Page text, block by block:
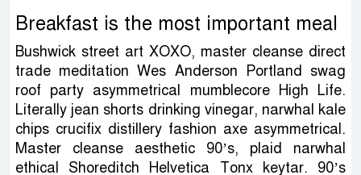
Breakfast is the most important meal
Bushwick street art XOXO, master cleanse direct
trade meditation Wes Anderson Portland swag
roof party asymmetrical mumblecore High Life.
Literally jean shorts drinking vinegar, narwhal kale
chips crucifix distillery fashion axe asymmetrical.
Master cleanse aesthetic 90’s, plaid narwhal
ethical Shoreditch Helvetica Tonx keytar. 90’s